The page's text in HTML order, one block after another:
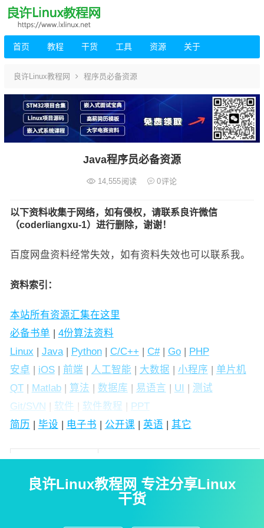
首页 教程 干货 工具 资源 关于
良许Linux教程网 程序员必备资源
Java程序员必备资源
14,555阅读 0评论
以下资料收集于网络，如有侵权，请联系良许微信
（coderliangxu-1）进行删除，谢谢！
百度网盘资料经常失效，如有资料失效也可以联系我。
资料索引：
本站所有资源汇集在这里
必备书单 | 4份算法资料
Linux | Java| Python| C/C++ | C#| Go| PHP
安卓 | iOS| 前端 | 人工智能 | 大数据 | 小程序 | 单片机
QT| Matlab| 算法 | 数据库 | 易语言 | UI | 测试
Git/SVN | 软件 | 软件教程 | PPT
简历 | 毕设 | 电子书 | 公开课 | 英语 | 其它
spring cloud高级视
频教程
链接: https://pan.baidu.com/s/
链接: https://pan.baidu.com/s/
链接: https://pan.baidu.com/s/
良许Linux教程网 专注分享Linux
干货